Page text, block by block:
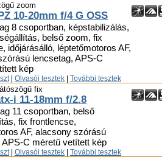
zoom
10-20mm f/4 G OSS
8 csoportban, képstabilizálás,
belső zoom, fix
időjárásálló, léptetőmotoros AF,
lencsetag, APS-C
kép
Olvasói tesztek További tesztek
fix
i 11-18mm f/2.8
11 csoportban, belső
fix frontlencse,
AF, alacsony szórású
APS-C méretű vetített kép
Olvasói tesztek További tesztek